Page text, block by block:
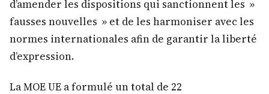
d’amender les dispositions qui sanctionnent les »
fausses nouvelles » et de les harmoniser avec les
normes internationales afin de garantir la liberté
d’expression.
La MOE UE a formulé un total de 22